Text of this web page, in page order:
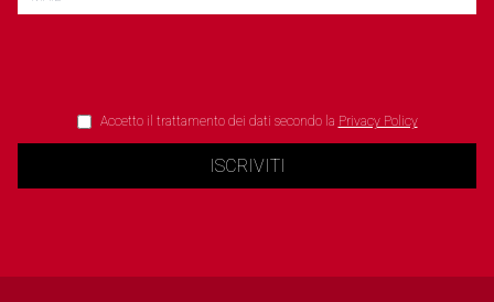
Accetto il trattamento dei dati secondo la Privacy Policy
ISCRIVITI